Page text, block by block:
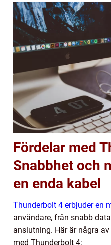
Fördelar med
Snabbhet och
en enda kabel
Thunderbolt 4 erbjuder en
användare, från snabb
anslutning. Här är några
med Thunderbolt 4: